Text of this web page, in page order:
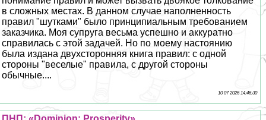
в сложных местах. В данном случае наполненность
правил "шутками" было принципиальным требованием
заказчика. Моя супруга весьма успешно и аккуратно
справилась с этой задачей. Но по моему настоянию
была издана двухсторонняя книга правил: с одной
стороны "веселые" правила, с другой стороны
обычные....
10 07 2026 14:46:30